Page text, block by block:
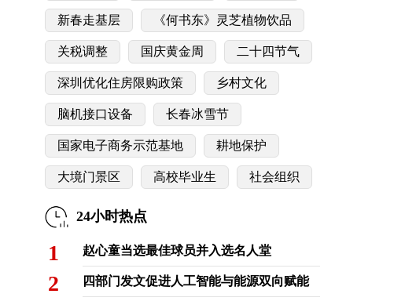
新春走基层 《何书东》灵芝植物饮品
关税调整 国庆黄金周 二十四节气
深圳优化住房限购政策 乡村文化
脑机接口设备 长春冰雪节
国家电子商务示范基地 耕地保护
大境门景区 高校毕业生 社会组织
24小时热点
1 赵心童当选最佳球员并入选名人堂
2 四部门发文促进人工智能与能源双向赋能